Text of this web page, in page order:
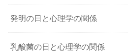
発明の日と心理学の関係
乳酸菌の日と心理学の関係